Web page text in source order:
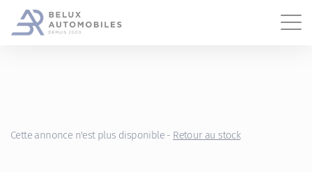
Cette annonce n'est plus disponible - Retour au stock
Gestion des cookies